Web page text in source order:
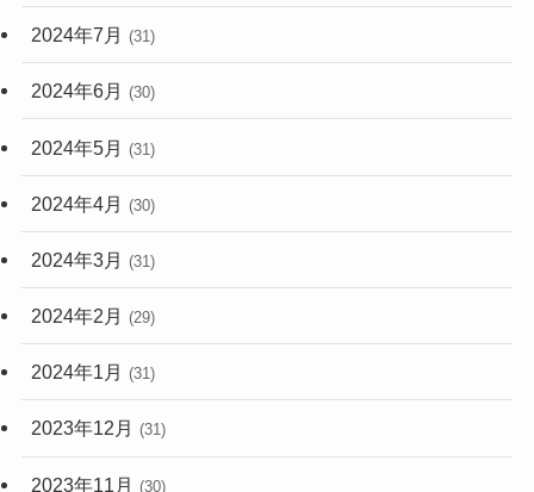
2024年7月 (31)
2024年6月 (30)
2024年5月 (31)
2024年4月 (30)
2024年3月 (31)
2024年2月 (29)
2024年1月 (31)
2023年12月 (31)
2023年11月 (30)